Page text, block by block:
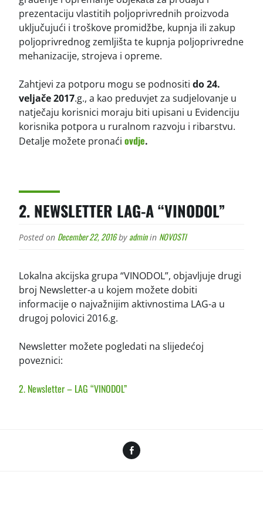
prezentaciju vlastitih poljoprivrednih proizvoda
uključujući i troškove promidžbe, kupnja ili zakup
poljoprivrednog zemljišta te kupnja poljoprivredne
mehanizacije, strojeva i opreme.
Zahtjevi za potporu mogu se podnositi do 24.
veljače 2017.g., a kao preduvjet za sudjelovanje u
natječaju korisnici moraju biti upisani u Evidenciju
korisnika potpora u ruralnom razvoju i ribarstvu.
Detalje možete pronaći ovdje.
2. NEWSLETTER LAG-A “VINODOL”
Posted on December 22, 2016 by admin in NOVOSTI
Lokalna akcijska grupa “VINODOL”, objavljuje drugi
broj Newsletter-a u kojem možete dobiti
informacije o najvažnijim aktivnostima LAG-a u
drugoj polovici 2016.g.
Newsletter možete pogledati na slijedećoj
poveznici:
2. Newsletter – LAG “VINODOL”